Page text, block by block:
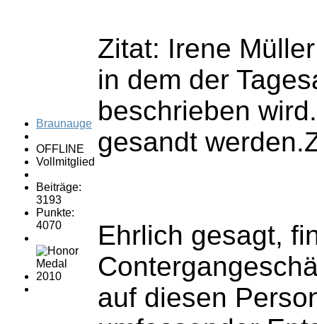
Braunauge
OFFLINE
Vollmitglied
Beiträge:
3193
Punkte:
4070
Zitat: Irene
in dem der
beschrieben
gesandt
Ehrlich gesagt,
auf diesen